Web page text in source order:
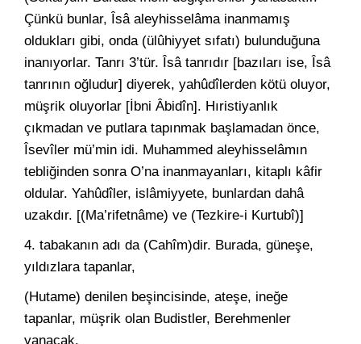
Çünkü bunlar, Îsâ aleyhisselâma inanmamış
oldukları gibi, onda (ülûhiyyet sıfatı) bulunduğuna
inanıyorlar. Tanrı 3’tür. Îsâ tanrıdır [bazıları ise, Îsâ
tanrının oğludur] diyerek, yahûdîlerden kötü oluyor,
müşrik oluyorlar [İbni Âbidîn]. Hıristiyanlık
çıkmadan ve putlara tapınmak başlamadan önce,
Îsevîler mü’min idi. Muhammed aleyhisselâmın
tebliğinden sonra O’na inanmayanları, kitaplı kâfir
oldular. Yahûdîler, islâmiyyete, bunlardan dahâ
uzakdır. [(Ma’rifetnâme) ve (Tezkire-i Kurtubî)]
4. tabakanın adı da (Cahîm)dir. Burada, güneşe,
yıldızlara tapanlar,
(Hutame) denilen beşincisinde, ateşe, ineğe
tapanlar, müşrik olan Budistler, Berehmenler
yanacak.